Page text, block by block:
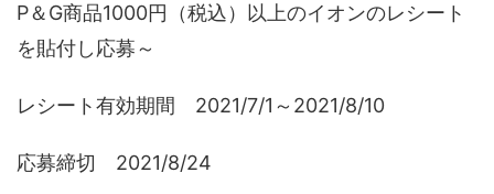
P＆G商品1000円（税込）以上のイオンのレシート
を貼付し応募～
レシート有効期間 2021/7/1～2021/8/10
応募締切 2021/8/24